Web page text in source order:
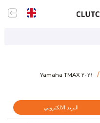
2021-yamaha-tmax-70307
٢٠٢١ Yamaha TMAX
٢٠٢١ Yamaha TMAX
البريد الالكتروني